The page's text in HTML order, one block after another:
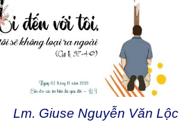
Lm. Giuse Nguyễn Văn Lộc